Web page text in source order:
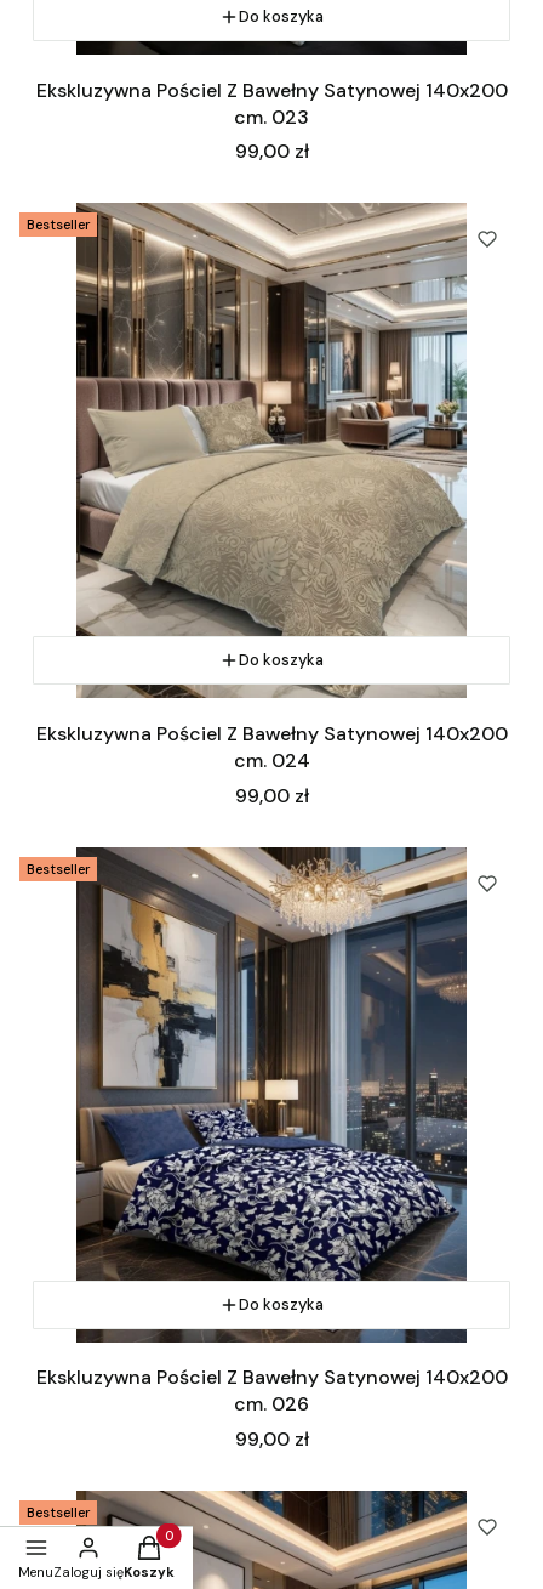
Do koszyka
Ekskluzywna Pościel Z Bawełny Satynowej 140x200
cm. 023
Cena
99,00 zł
Bestseller
Do koszyka
Ekskluzywna Pościel Z Bawełny Satynowej 140x200
cm. 024
Cena
99,00 zł
Bestseller
Do koszyka
Ekskluzywna Pościel Z Bawełny Satynowej 140x200
cm. 026
Cena
99,00 zł
Bestseller
MenuZaloguj się
Produkty w koszyku: 0. Zobacz szczegóły
Koszyk